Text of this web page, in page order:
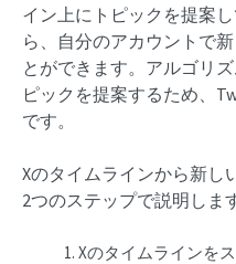
イン上にトピックを提案
ら、自分のアカウントで
とができます。アルゴリ
ピックを提案するため、
です。
Xのタイムラインから新し
2つのステップで説明しま
Xのタイムラインを